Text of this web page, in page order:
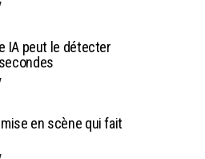
IA peut le détecter
en scène qui fait